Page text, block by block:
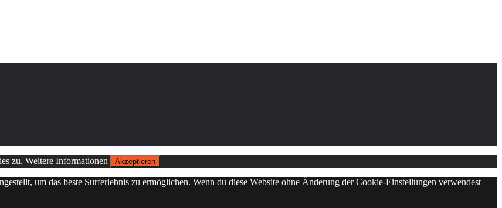
zu. Weitere Informationen Akzeptieren
um das beste Surferlebnis zu ermöglichen. Wenn du diese Website ohne Änderung der Cookie-Einstellungen verwendest